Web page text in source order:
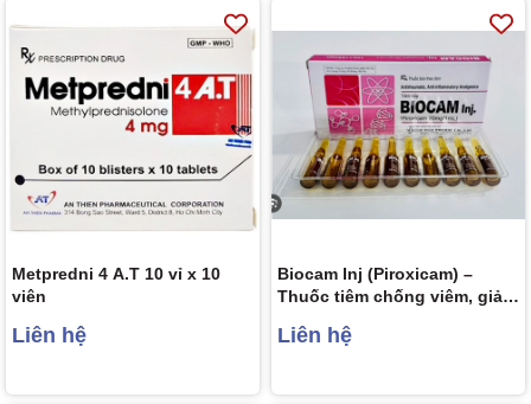
Metpredni 4 A.T 10 vỉ x 10
viên
Liên hệ
Biocam Inj (Piroxicam) –
Thuốc tiêm chống viêm, giảm
Liên hệ